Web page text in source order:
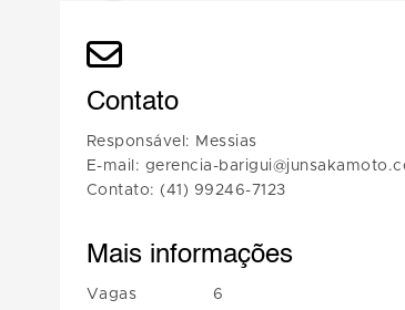
Contato
Responsável: Messias
E-mail: gerencia-
Contato: (41) 99246-7123
Mais informações
Vagas
6